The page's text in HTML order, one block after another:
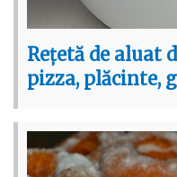
Rețetă de aluat
pizza, plăcinte,